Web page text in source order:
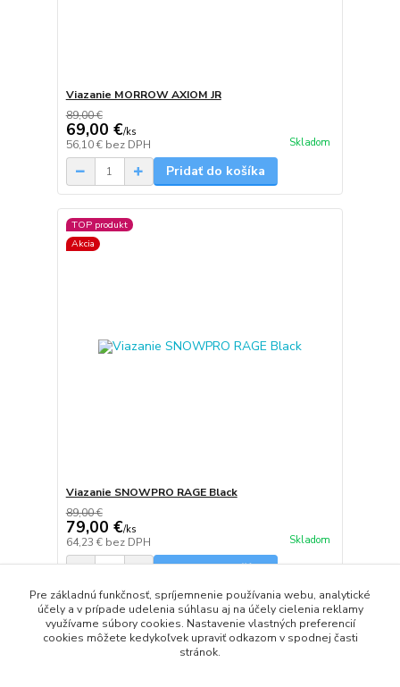
Viazanie MORROW AXIOM JR
89,00 €
69,00 €/ks
56,10 € bez DPH Skladom
Pridať do košíka
TOP produkt
Akcia
Viazanie SNOWPRO RAGE Black
89,00 €
79,00 €/ks
64,23 € bez DPH Skladom
Pridať do košíka
strana z 1
Pre základnú funkčnosť, spríjemnenie používania webu, analytické
účely a v prípade udelenia súhlasu aj na účely cielenia reklamy
využívame súbory cookies. Nastavenie vlastných preferencií
cookies môžete kedykoľvek upraviť odkazom v spodnej časti
stránok.